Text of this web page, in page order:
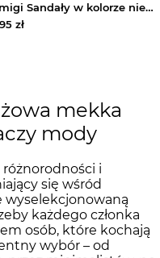
Primigi Sandały w kolorze niebieskim rozmiar: 38
zł
mekka
mody
i
się wśród
wyselekcjonowaną
każdego członka
osób, które kochają
wybór – od